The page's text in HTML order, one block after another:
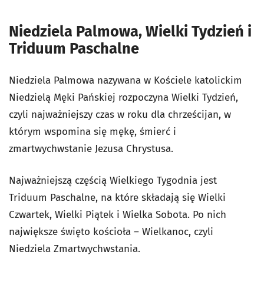
Niedziela Palmowa, Wielki Tydzień i
Triduum Paschalne
Niedziela Palmowa nazywana w Kościele katolickim
Niedzielą Męki Pańskiej rozpoczyna Wielki Tydzień,
czyli najważniejszy czas w roku dla chrześcijan, w
którym wspomina się mękę, śmierć i
zmartwychwstanie Jezusa Chrystusa.
Najważniejszą częścią Wielkiego Tygodnia jest
Triduum Paschalne, na które składają się Wielki
Czwartek, Wielki Piątek i Wielka Sobota. Po nich
największe święto kościoła – Wielkanoc, czyli
Niedziela Zmartwychwstania.